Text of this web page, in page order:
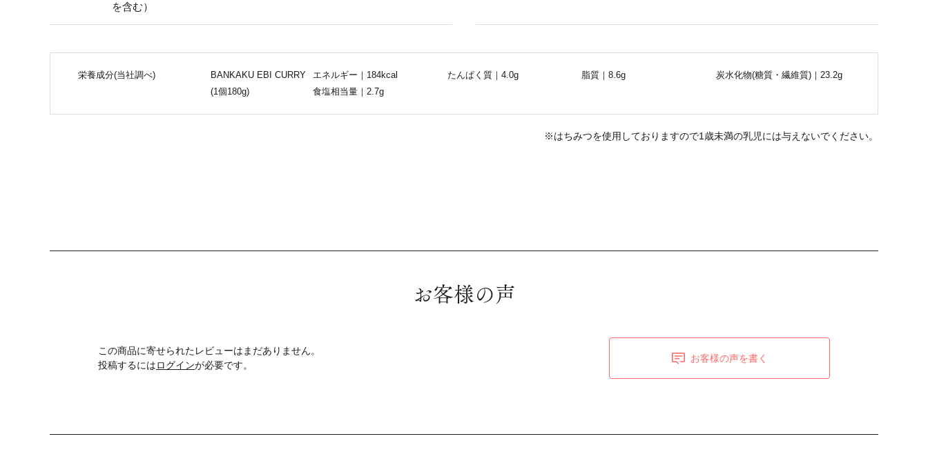
を含む）
栄養成分(当社調べ)
BANKAKU EBI CURRY
(1個180g)
エネルギー｜184kcal たんぱく質｜4.0g 脂質｜8.6g
炭水化物(糖質・繊維質)｜23.2g
食塩相当量｜2.7g
※はちみつを使用しておりますので1歳未満の乳児には与えないでください。
お客様の声
この商品に寄せられたレビューはまだありません。
投稿するにはログインが必要です。
お客様の声を書く